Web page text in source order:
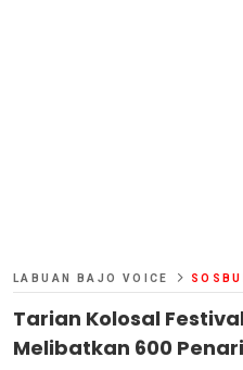
LABUAN BAJO VOICE
Tarian Kolosal
Melibatkan 600